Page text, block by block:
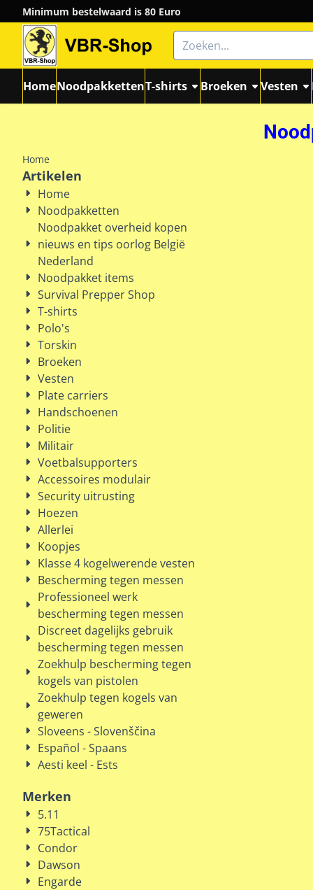
Cookievoorkeuren zijn momenteel gesloten.
Minimum bestelwaard is 80 Euro
Zoeken
HomeNoodpakkettenT-shirts Broeken Vesten
Home
Artikelen
Home
Noodpakketten
Noodpakket overheid kopen
nieuws en tips oorlog België
Nederland
Noodpakket items
Survival Prepper Shop
T-shirts
Polo's
Torskin
Broeken
Vesten
Plate carriers
Handschoenen
Politie
Militair
Voetbalsupporters
Accessoires modulair
Security uitrusting
Hoezen
Allerlei
Koopjes
Klasse 4 kogelwerende vesten
Bescherming tegen messen
Professioneel werk
bescherming tegen messen
Discreet dagelijks gebruik
bescherming tegen messen
Zoekhulp bescherming tegen
kogels van pistolen
Zoekhulp tegen kogels van
geweren
Sloveens - Slovenščina
Español - Spaans
Aesti keel - Ests
Merken
5.11
75Tactical
Condor
Dawson
Engarde